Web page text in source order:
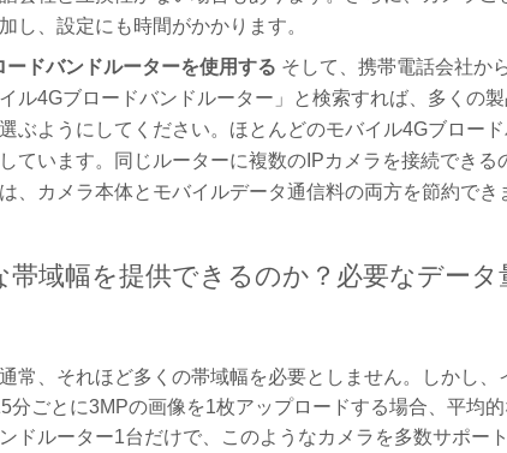
し、設定にも時間がかかります。
ードバンドルーターを使用する そして、携帯電話会社か
ル4Gブロードバンドルーター」と検索すれば、多くの
ぶようにしてください。ほとんどのモバイル4Gブロー
ています。同じルーターに複数のIPカメラを接続でき
、カメラ本体とモバイルデータ通信料の両方を節約でき
帯域幅を提供できるのか？必要なデー
常、それほど多くの帯域幅を必要としません。しかし
分ごとに3MPの画像を1枚アップロードする場合、平均
ドルーター1台だけで、このようなカメラを多数サポー